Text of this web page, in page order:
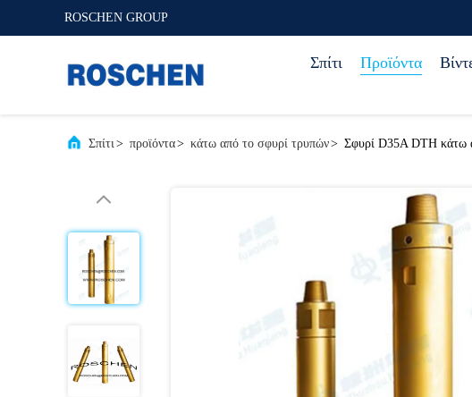
ROSCHEN GROUP
Σπίτι Προϊόντα
Σπίτι> προϊόντα> κάτω από το σφυρί τρυπών> Σφυρί D35A DTH κάτω